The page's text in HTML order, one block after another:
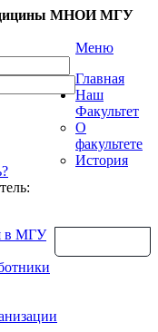
МНОИ МГУ
Меню
Главная
Наш
Факультет
О
факультете
История
в МГУ